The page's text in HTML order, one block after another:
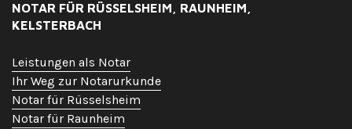
NOTAR FÜR RÜSSELSHEIM, RAUNHEIM,
KELSTERBACH
Leistungen als Notar
Ihr Weg zur Notarurkunde
Notar für Rüsselsheim
Notar für Raunheim